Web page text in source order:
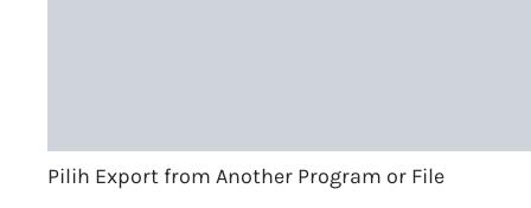
Pilih Export from Another Program or File